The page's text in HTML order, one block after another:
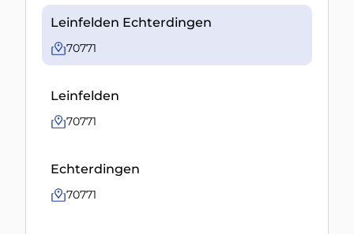
Leinfelden Echterdingen
70771
Leinfelden
70771
Echterdingen
70771